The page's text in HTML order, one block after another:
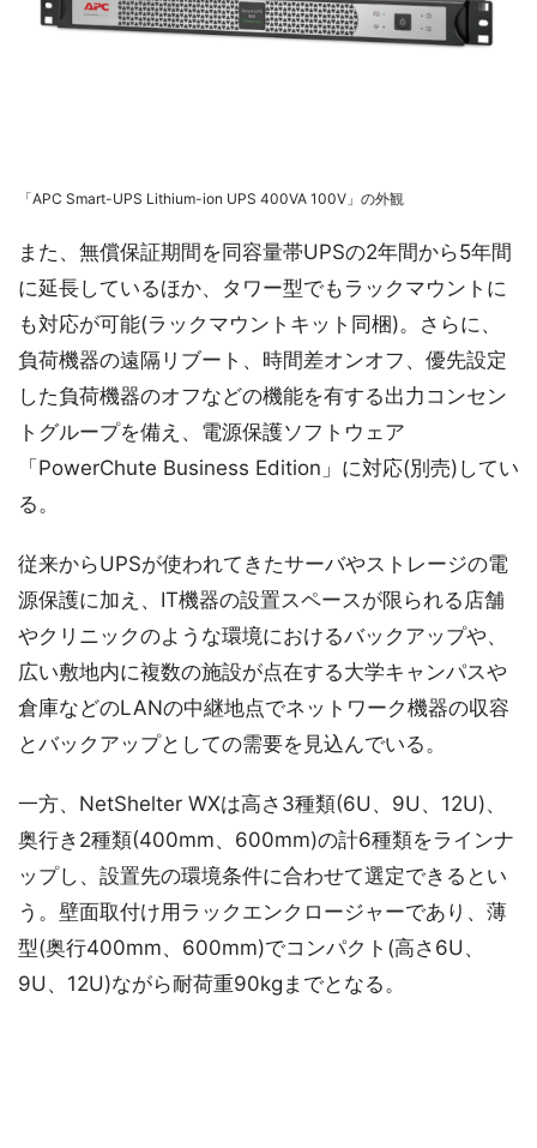
「APC Smart-UPS Lithium-ion UPS 400VA 100V」の外観
また、無償保証期間を同容量帯UPSの2年間から5年間
に延長しているほか、タワー型でもラックマウントに
も対応が可能(ラックマウントキット同梱)。さらに、
負荷機器の遠隔リブート、時間差オンオフ、優先設定
した負荷機器のオフなどの機能を有する出力コンセン
トグループを備え、電源保護ソフトウェア
「PowerChute Business Edition」に対応(別売)してい
る。
従来からUPSが使われてきたサーバやストレージの電
源保護に加え、IT機器の設置スペースが限られる店舗
やクリニックのような環境におけるバックアップや、
広い敷地内に複数の施設が点在する大学キャンパスや
倉庫などのLANの中継地点でネットワーク機器の収容
とバックアップとしての需要を見込んでいる。
一方、NetShelter WXは高さ3種類(6U、9U、12U)、
奥行き2種類(400mm、600mm)の計6種類をラインナ
ップし、設置先の環境条件に合わせて選定できるとい
う。壁面取付け用ラックエンクロージャーであり、薄
型(奥行400mm、600mm)でコンパクト(高さ6U、
9U、12U)ながら耐荷重90kgまでとなる。